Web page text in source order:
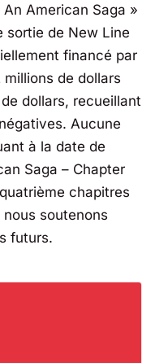
American Saga »
sortie de New Line
financé par
millions de dollars
dollars, recueillant
Aucune
à la date de
Saga – Chapter
chapitres
soutenons
futurs.